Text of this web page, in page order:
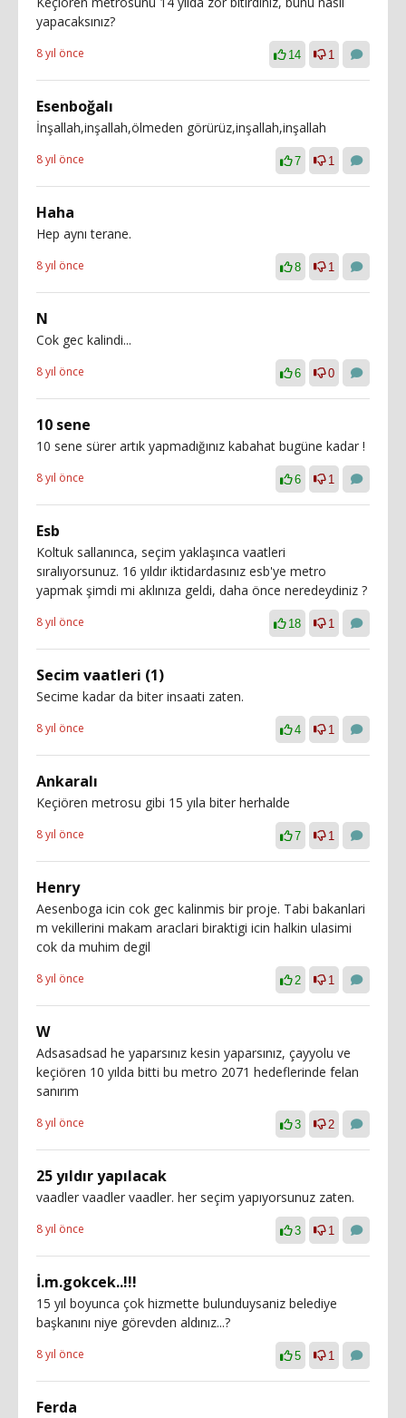
yapacaksınız?
8 yıl önce 14 1
Esenboğalı
İnşallah,inşallah,ölmeden görürüz,inşallah,inşallah
8 yıl önce 7 1
Haha
Hep aynı terane.
8 yıl önce 8 1
N
Cok gec kalindi...
8 yıl önce 6 0
10 sene
10 sene sürer artık yapmadığınız kabahat bugüne kadar !
8 yıl önce 6 1
Esb
Koltuk sallanınca, seçim yaklaşınca vaatleri
sıralıyorsunuz. 16 yıldır iktidardasınız esb'ye metro
yapmak şimdi mi aklınıza geldi, daha önce neredeydiniz ?
8 yıl önce 18 1
Secim vaatleri (1)
Secime kadar da biter insaati zaten.
8 yıl önce 4 1
Ankaralı
Keçiören metrosu gibi 15 yıla biter herhalde
8 yıl önce 7 1
Henry
Aesenboga icin cok gec kalinmis bir proje. Tabi bakanlari
m vekillerini makam araclari biraktigi icin halkin ulasimi
cok da muhim degil
8 yıl önce 2 1
W
Adsasadsad he yaparsınız kesin yaparsınız, çayyolu ve
keçiören 10 yılda bitti bu metro 2071 hedeflerinde felan
sanırım
8 yıl önce 3 2
25 yıldır yapılacak
vaadler vaadler vaadler. her seçim yapıyorsunuz zaten.
8 yıl önce 3 1
İ.m.gokcek..!!!
15 yıl boyunca çok hizmette bulunduysaniz belediye
başkanını niye görevden aldınız...?
8 yıl önce 5 1
Ferda